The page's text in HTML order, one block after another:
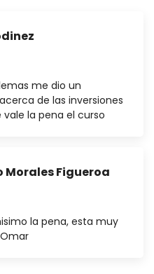
me dio un
de las inversiones
la pena el curso
Figueroa
la pena, esta muy